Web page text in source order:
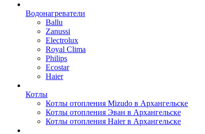
Водонагреватели
Ballu
Zanussi
Electrolux
Royal Clima
Philips
Ecostar
Haier
Котлы
Котлы отопления Mizudo в Архангельске
Котлы отопления Эван в Архангельске
Котлы отопления Haier в Архангельске